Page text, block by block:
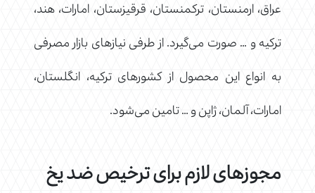
عراق، ارمنستان، ترکمنستان، قرقیزستان، امارات، هند،
ترکیه و … صورت می‌گیرد. از طرفی نیازهای بازار مصرفی
به انواع این محصول از کشورهای ترکیه، انگلستان،
امارات، آلمان، ژاپن و … تامین می‌شود.
مجوزهای لازم برای ترخیص ضد یخ